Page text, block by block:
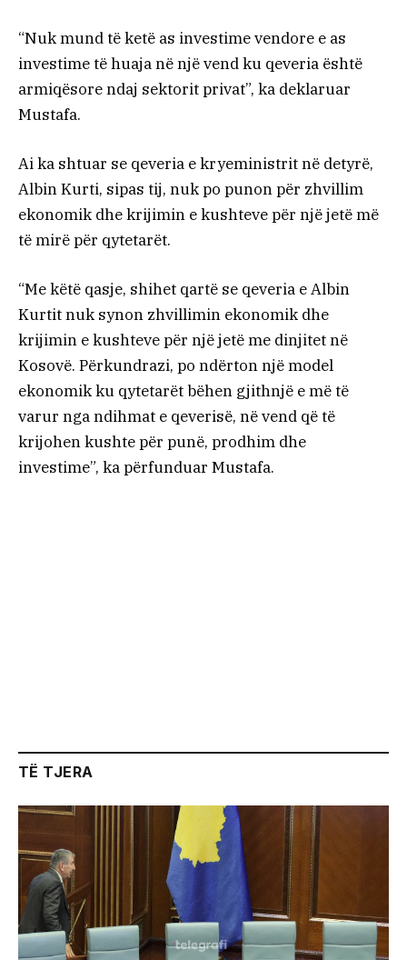
“Nuk mund të ketë as investime vendore e as
investime të huaja në një vend ku qeveria është
armiqësore ndaj sektorit privat”, ka deklaruar
Mustafa.
Ai ka shtuar se qeveria e kryeministrit në detyrë,
Albin Kurti, sipas tij, nuk po punon për zhvillim
ekonomik dhe krijimin e kushteve për një jetë më
të mirë për qytetarët.
“Me këtë qasje, shihet qartë se qeveria e Albin
Kurtit nuk synon zhvillimin ekonomik dhe
krijimin e kushteve për një jetë me dinjitet në
Kosovë. Përkundrazi, po ndërton një model
ekonomik ku qytetarët bëhen gjithnjë e më të
varur nga ndihmat e qeverisë, në vend që të
krijohen kushte për punë, prodhim dhe
investime”, ka përfunduar Mustafa.
TË TJERA